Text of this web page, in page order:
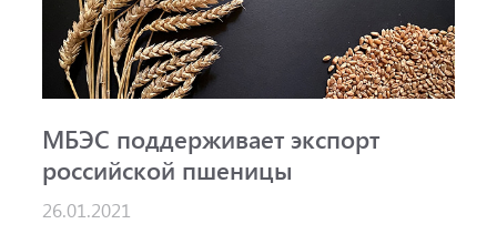
МБЭС поддерживает экспорт
российской пшеницы
26.01.2021